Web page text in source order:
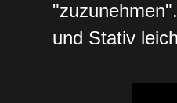
und Stativ